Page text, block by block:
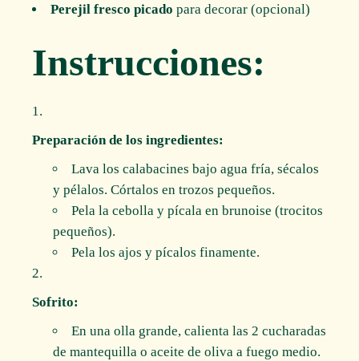
Perejil fresco picado para decorar (opcional)
Instrucciones:
Preparación de los ingredientes:
Lava los calabacines bajo agua fría, sécalos
y pélalos. Córtalos en trozos pequeños.
Pela la cebolla y pícala en brunoise (trocitos
pequeños).
Pela los ajos y pícalos finamente.
Sofrito:
En una olla grande, calienta las 2 cucharadas
de mantequilla o aceite de oliva a fuego medio.